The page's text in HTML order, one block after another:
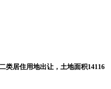
类居住用地出让，土地面积14116